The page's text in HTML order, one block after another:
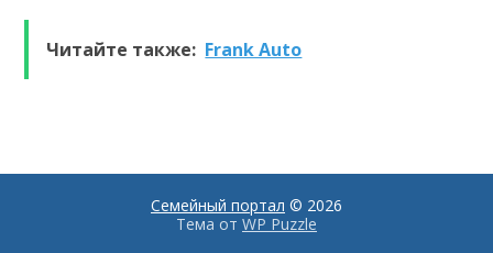
Читайте также: Frank Auto
Семейный портал © 2026
Тема от WP Puzzle